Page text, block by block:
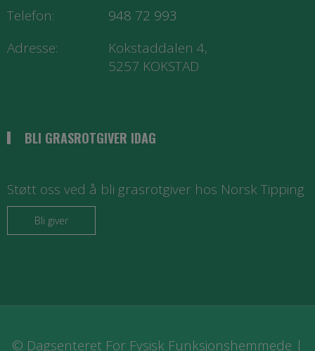
Telefon:
948 72 993
Adresse:
Kokstaddalen 4,
5257 KOKSTAD
BLI GRASROTGIVER IDAG
Støtt oss ved å bli grasrotgiver hos Norsk Tipping
Bli giver
© Dagsenteret For Fysisk Funksjonshemmede |